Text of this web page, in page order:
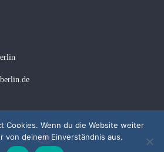
Cookies. Wenn du die Website weiter
von deinem Einverständnis aus.